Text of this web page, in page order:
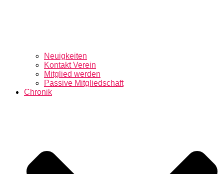
Neuigkeiten
Kontakt Verein
Mitglied werden
Passive Mitgliedschaft
Chronik